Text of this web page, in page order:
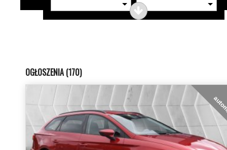
OGŁOSZENIA (170)